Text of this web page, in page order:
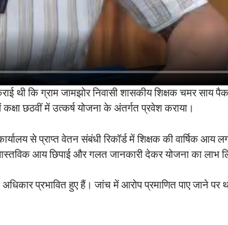
थी कि ग्राम जामझोर निवासी शासकीय शिक्षक चमर साय
छठवीं में उत्कर्ष योजना के अंतर्गत प्रवेश कराया।
से प्राप्त वेतन संबंधी रिकॉर्ड में शिक्षक की वार्षिक
आय छिपाई और गलत जानकारी देकर योजना का लाभ
प्रभावित हुए हैं। जांच में आरोप प्रमाणित पाए जाने पर